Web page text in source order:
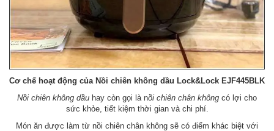
Cơ chế hoạt động của Nồi chiên không dầu Lock&Lock EJF445BLK
Nồi chiên không dầu hay còn gọi là nồi chiên chân không có lợi cho
sức khỏe, tiết kiệm thời gian và chi phí.
Món ăn được làm từ nồi chiên chân không sẽ có điểm khác biệt với